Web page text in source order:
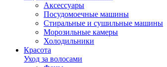
Аксессуары
Посудомоечные машины
Стиральные и сушильные машины
Морозильные камеры
Холодильники
Красота
Уход за волосами